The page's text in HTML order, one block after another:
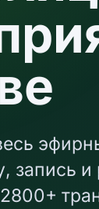
запись и